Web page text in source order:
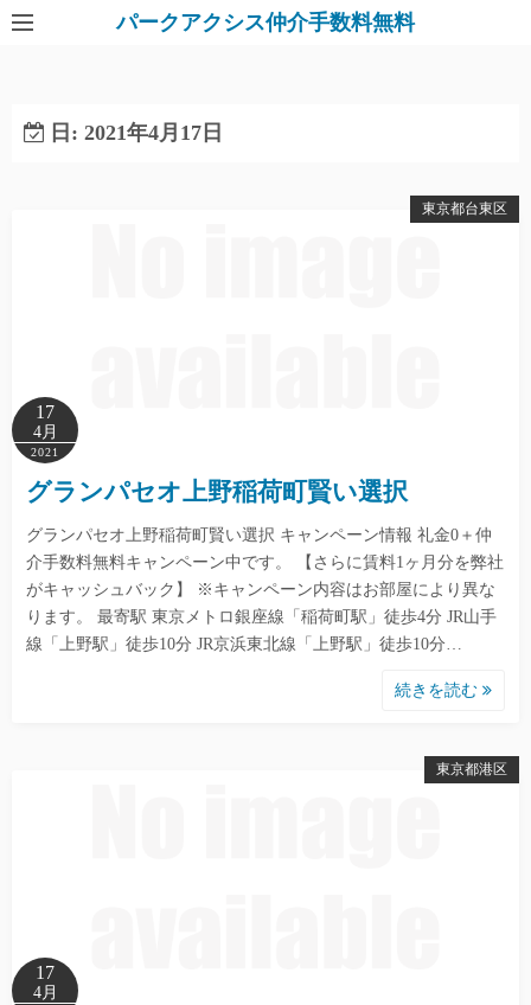
パークアクシス仲介手数料無料
日: 2021年4月17日
東京都台東区
17
4月
2021
グランパセオ上野稲荷町賢い選択
グランパセオ上野稲荷町賢い選択 キャンペーン情報 礼金0＋仲
介手数料無料キャンペーン中です。 【さらに賃料1ヶ月分を弊社
がキャッシュバック】 ※キャンペーン内容はお部屋により異な
ります。 最寄駅 東京メトロ銀座線「稲荷町駅」徒歩4分 JR山手
線「上野駅」徒歩10分 JR京浜東北線「上野駅」徒歩10分…
続きを読む
東京都港区
17
4月